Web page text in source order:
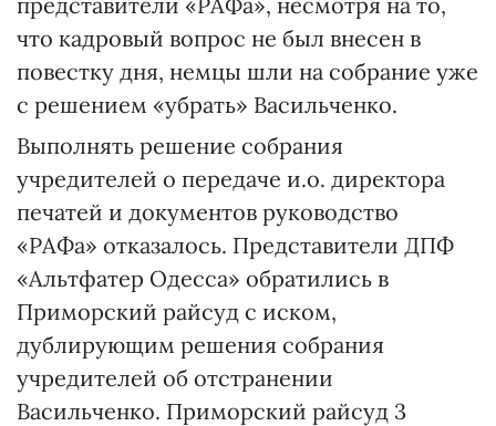
что кадровый вопрос не был внесен в
повестку дня, немцы шли на собрание уже
с решением «убрать» Васильченко.
Выполнять решение собрания
учредителей о передаче и.о. директора
печатей и документов руководство
«РАФа» отказалось. Представители ДПФ
«Альтфатер Одесса» обратились в
Приморский райсуд с иском,
дублирующим решения собрания
учредителей об отстранении
Васильченко. Приморский райсуд 3